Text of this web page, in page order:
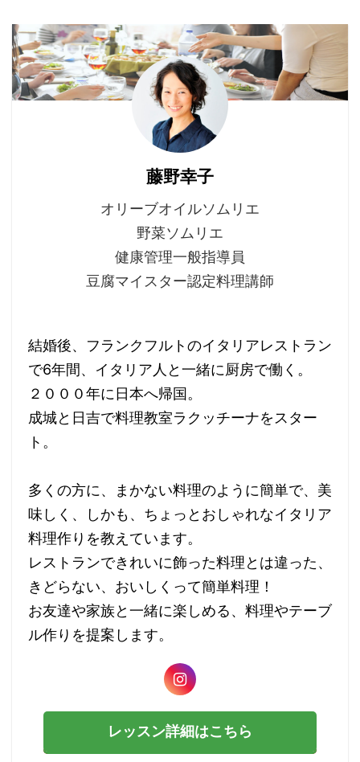
藤野幸子
オリーブオイルソムリエ
野菜ソムリエ
健康管理一般指導員
豆腐マイスター認定料理講師
結婚後、フランクフルトのイタリアレストラン
で6年間、イタリア人と一緒に厨房で働く。
２０００年に日本へ帰国。
成城と日吉で料理教室ラクッチーナをスター
ト。
多くの方に、まかない料理のように簡単で、美
味しく、しかも、ちょっとおしゃれなイタリア
料理作りを教えています。
レストランできれいに飾った料理とは違った、
きどらない、おいしくって簡単料理！
お友達や家族と一緒に楽しめる、料理やテーブ
ル作りを提案します。
レッスン詳細はこちら